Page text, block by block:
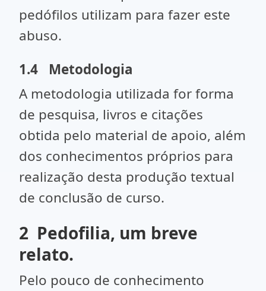
pedófilos utilizam para fazer este
abuso.
1.4 Metodologia
A metodologia utilizada for forma
de pesquisa, livros e citações
obtida pelo material de apoio, além
dos conhecimentos próprios para
realização desta produção textual
de conclusão de curso.
2 Pedofilia, um breve
relato.
Pelo pouco de conhecimento